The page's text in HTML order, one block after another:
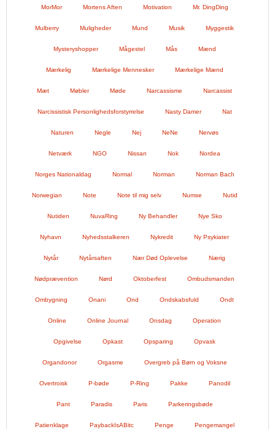
MorMor Mortens Aften Motivation Mr. DingDing
Mulberry Muligheder Mund Musik Myggestik
Mysteryshopper Mågestel Mås Mænd
Mærkelig Mærkelige Mennesker Mærkelige Mænd
Mæt Møbler Møde Narcassisme Narcassist
Narcissistisk Personlighedsforstyrrelse Nasty Damer Nat
Naturen Negle Nej NeNe Nervøs
Netværk NGO Nissan Nok Nordea
Norges Nationaldag Normal Norman Norman Bach
Norwegian Note Note til mig selv Numse Nutid
Nutiden NuvaRing Ny Behandler Nye Sko
Nyhavn Nyhedsstalkeren Nykredit Ny Psykiater
Nytår Nytårsaften Nær Død Oplevelse Nærig
Nødprævention Nørd Oktoberfest Ombudsmanden
Ombygning Onani Ond Ondskabsfuld Ondt
Online Online Journal Onsdag Operation
Opgivelse Opkast Opsparing Opvask
Organdonor Orgasme Overgreb på Børn og Voksne
Overtroisk P-bøde P-Ring Pakke Panodil
Pant Paradis Paris Parkeringsbøde
Patienklage PaybackIsABitc Penge Pengemangel